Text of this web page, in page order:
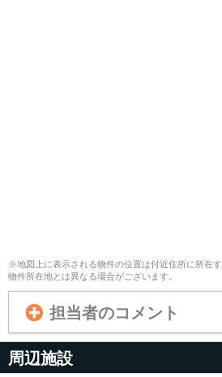
※地図上に表示される物件の位置は付近住所に所在
物件所在地とは異なる場合がございます。
担当者のコメント
周辺施設